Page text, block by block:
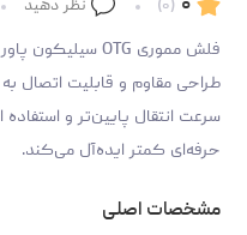
(۰) نظر دهید
طراحی مقاوم و قابلیت اتصال
حرفه‌ای کمتر ایده‌آل می‌کند.
مشخصات اصلی